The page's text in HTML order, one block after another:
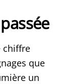
chiffre
que
un